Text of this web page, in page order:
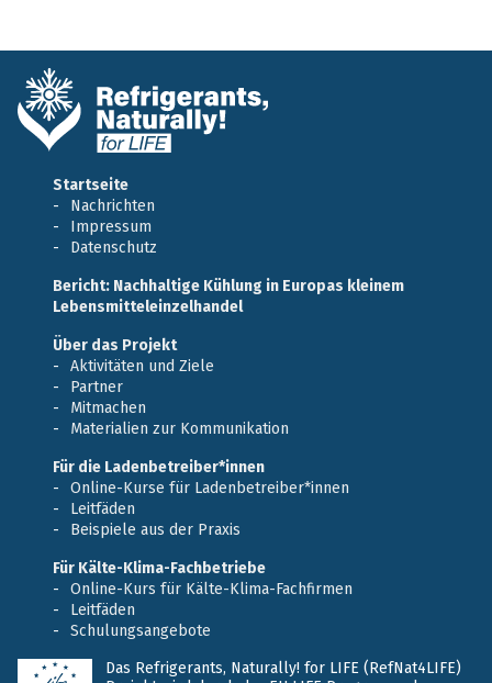
Startseite
Nachrichten
Impressum
Datenschutz
Bericht: Nachhaltige Kühlung in Europas kleinem
Lebensmitteleinzelhandel
Über das Projekt
Aktivitäten und Ziele
Partner
Mitmachen
Materialien zur Kommunikation
Für die Ladenbetreiber*innen
Online-Kurse für Ladenbetreiber*innen
Leitfäden
Beispiele aus der Praxis
Für Kälte-Klima-Fachbetriebe
Online-Kurs für Kälte-Klima-Fachfirmen
Leitfäden
Schulungsangebote
Das Refrigerants, Naturally! for LIFE (RefNat4LIFE)